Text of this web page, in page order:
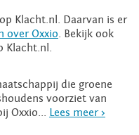
Klacht.nl. Daarvan is er
over Oxxio . Bekijk ook
Klacht.nl.
die groene
voorziet van
Oxxio... Lees meer >